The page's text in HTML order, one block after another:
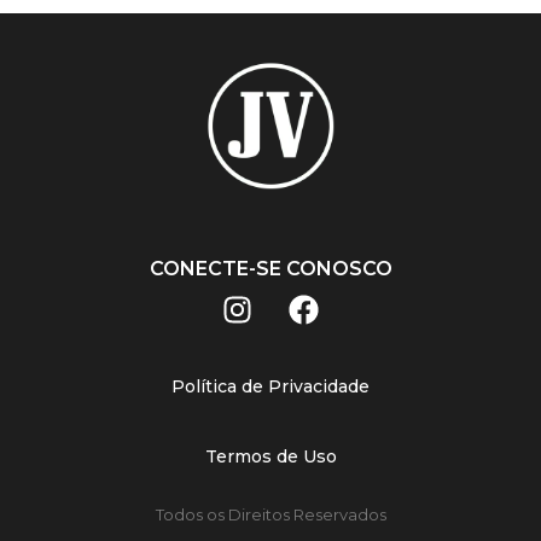
CONECTE-SE CONOSCO
Política de Privacidade
Termos de Uso
Todos os Direitos Reservados